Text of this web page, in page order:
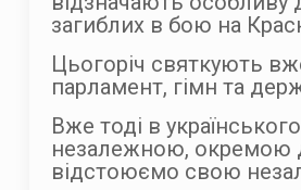
загиблих в бою на
Цьогоріч святкують
парламент, гімн та
Вже тоді в
незалежною, окремою
відстоюємо свою